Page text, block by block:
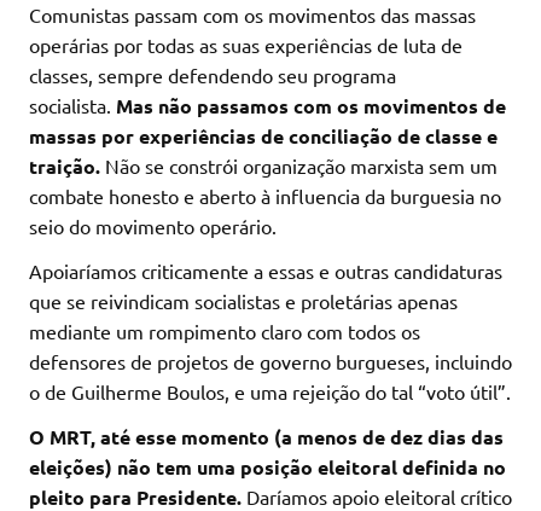
Comunistas passam com os movimentos das massas
operárias por todas as suas experiências de luta de
classes, sempre defendendo seu programa
socialista. Mas não passamos com os movimentos de
massas por experiências de conciliação de classe e
traição. Não se constrói organização marxista sem um
combate honesto e aberto à influencia da burguesia no
seio do movimento operário.
Apoiaríamos criticamente a essas e outras candidaturas
que se reivindicam socialistas e proletárias apenas
mediante um rompimento claro com todos os
defensores de projetos de governo burgueses, incluindo
o de Guilherme Boulos, e uma rejeição do tal “voto útil”.
O MRT, até esse momento (a menos de dez dias das
eleições) não tem uma posição eleitoral definida no
pleito para Presidente. Daríamos apoio eleitoral crítico